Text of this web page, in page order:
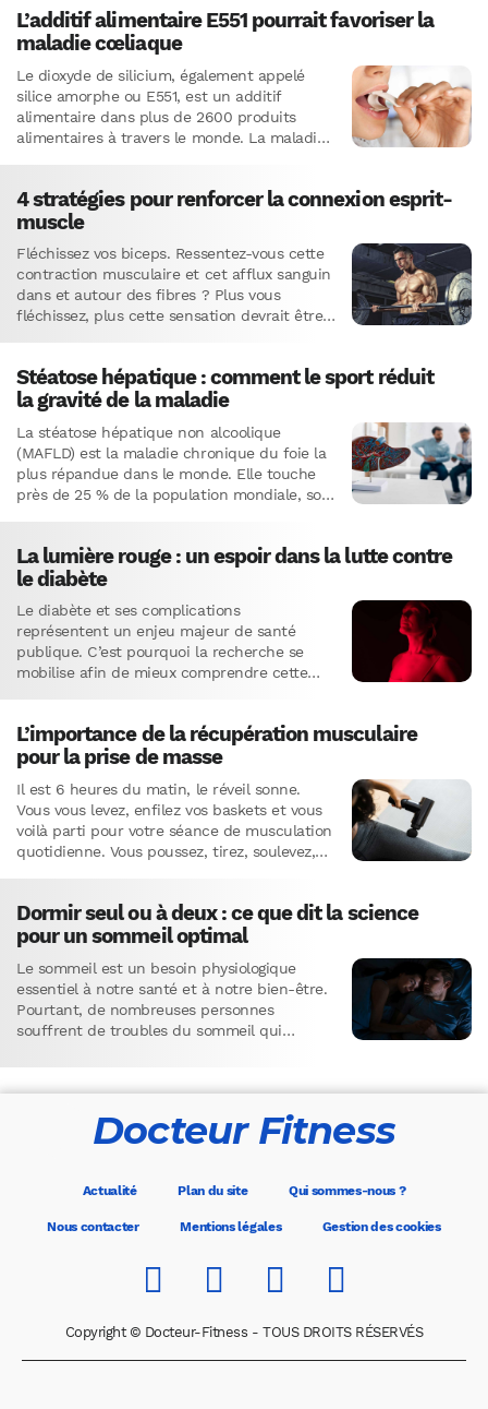
la…
L’additif alimentaire E551 pourrait favoriser la
maladie cœliaque
Le dioxyde de silicium, également appelé
silice amorphe ou E551, est un additif
alimentaire dans plus de 2600 produits
alimentaires à travers le monde. La maladie
4 stratégies pour renforcer la connexion esprit-
muscle
Fléchissez vos biceps. Ressentez-vous cette
contraction musculaire et cet afflux sanguin
dans et autour des fibres ? Plus vous
fléchissez, plus cette sensation devrait être
Stéatose hépatique : comment le sport réduit
la gravité de la maladie
La stéatose hépatique non alcoolique
(MAFLD) est la maladie chronique du foie la
plus répandue dans le monde. Elle touche
près de 25 % de la population mondiale, soit
La lumière rouge : un espoir dans la lutte contre
le diabète
Le diabète et ses complications
représentent un enjeu majeur de santé
publique. C’est pourquoi la recherche se
mobilise afin de mieux comprendre cette
L’importance de la récupération musculaire
pour la prise de masse
Il est 6 heures du matin, le réveil sonne.
Vous vous levez, enfilez vos baskets et vous
voilà parti pour votre séance de musculation
quotidienne. Vous poussez, tirez, soulevez,
Dormir seul ou à deux : ce que dit la science
pour un sommeil optimal
Le sommeil est un besoin physiologique
essentiel à notre santé et à notre bien-être.
Pourtant, de nombreuses personnes
souffrent de troubles du sommeil qui
Docteur Fitness
Actualité Plan du site Qui sommes-nous ?
Nous contacter Mentions légales Gestion des cookies
Copyright © Docteur-Fitness - TOUS DROITS RÉSERVÉS